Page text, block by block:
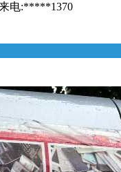
电:*****1370